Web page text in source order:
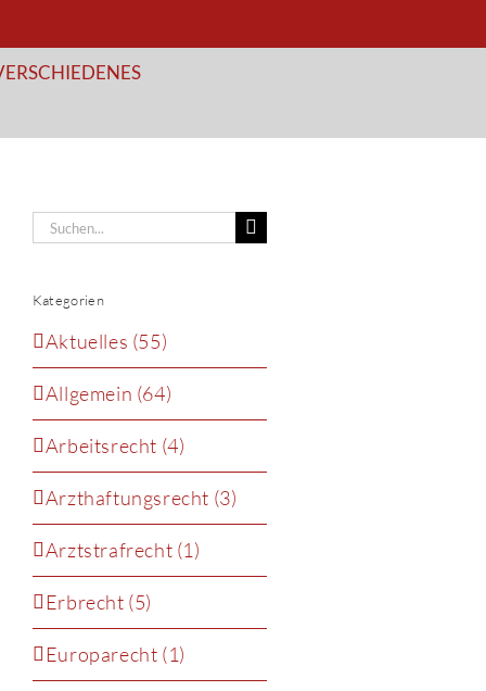
Suche
Kategorien
Aktuelles (55)
Allgemein (64)
Arbeitsrecht (4)
Arzthaftungsrecht (3)
Arztstrafrecht (1)
Erbrecht (5)
Europarecht (1)